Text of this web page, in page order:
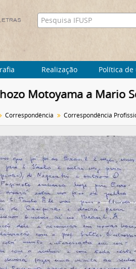
Realização Política de
Motoyama a Mario
Correspondência Correspondência